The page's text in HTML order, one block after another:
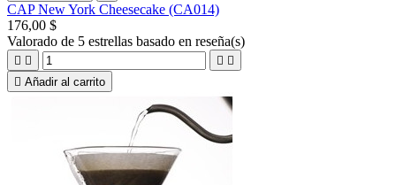
CAP New York Cheesecake (CA014)
176,00 $
Valorado de 5 estrellas basado en reseña(s)
   
 Añadir al carrito